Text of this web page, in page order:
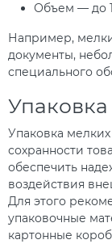
Объем — до
Например,
документы,
специального
Упаковка
сохранности
обеспечить
воздействия
Для этого
упаковочные
картонные